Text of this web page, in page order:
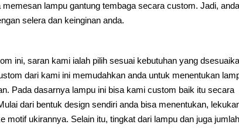
lampu gantung tembaga secara custom. Jadi,
selera dan keinginan anda.
ini, saran kami ialah pilih sesuai kebutuhan yang
dari kami ini memudahkan anda untuk menentukan
Pada dasarnya lampu ini bisa kami custom baik itu secara
dari bentuk design sendiri anda bisa menentukan,
motif ukirannya. Selain itu, tingkat dari lampu dan juga